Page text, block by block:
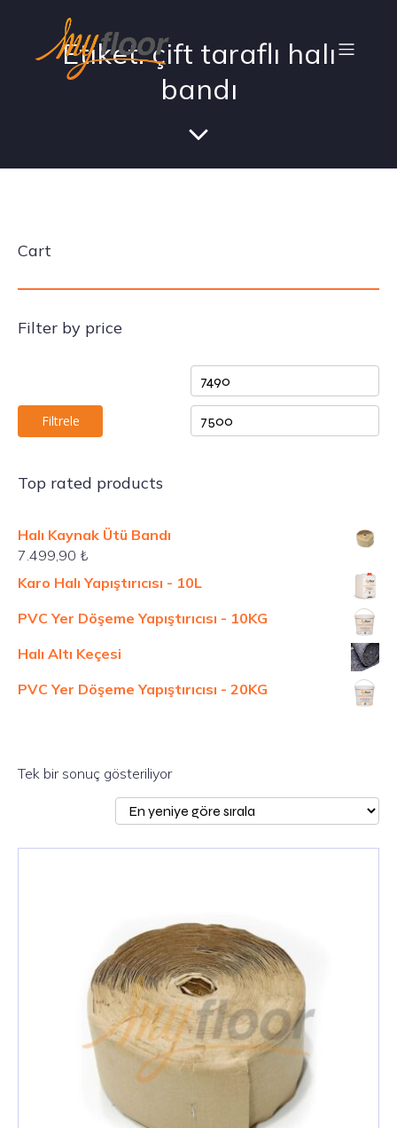
Etiket: çift taraflı halı
bandı
Cart
Filter by price
Filtrele
Top rated products
Halı Kaynak Ütü Bandı
7.499,90 ₺
Karo Halı Yapıştırıcısı - 10L
PVC Yer Döşeme Yapıştırıcısı - 10KG
Halı Altı Keçesi
PVC Yer Döşeme Yapıştırıcısı - 20KG
Tek bir sonuç gösteriliyor